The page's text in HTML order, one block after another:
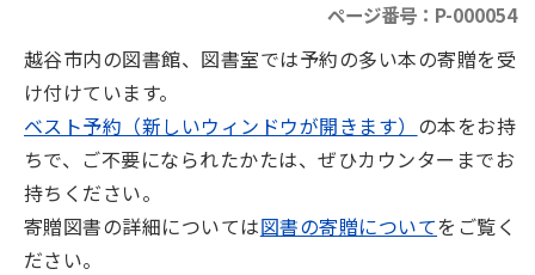
ページ番号：P-000054
越谷市内の図書館、図書室では予約の多い本の寄贈を受
け付けています。
ベスト予約（新しいウィンドウが開きます） の本をお持
ちで、ご不要になられたかたは、ぜひカウンターまでお
持ちください。
寄贈図書の詳細については図書の寄贈についてをご覧く
ださい。